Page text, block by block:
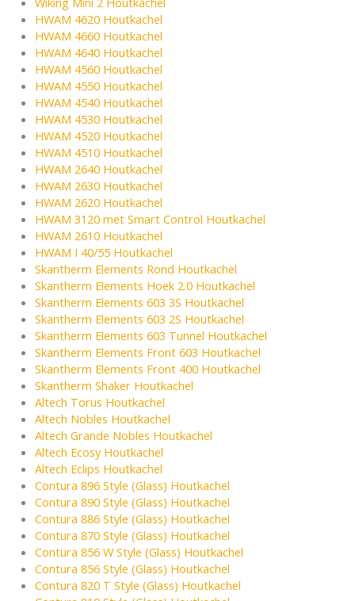
HWAM 4620 Houtkachel
HWAM 4660 Houtkachel
HWAM 4640 Houtkachel
HWAM 4560 Houtkachel
HWAM 4550 Houtkachel
HWAM 4540 Houtkachel
HWAM 4530 Houtkachel
HWAM 4520 Houtkachel
HWAM 4510 Houtkachel
HWAM 2640 Houtkachel
HWAM 2630 Houtkachel
HWAM 2620 Houtkachel
HWAM 3120 met Smart Control Houtkachel
HWAM 2610 Houtkachel
HWAM I 40/55 Houtkachel
Skantherm Elements Rond Houtkachel
Skantherm Elements Hoek 2.0 Houtkachel
Skantherm Elements 603 3S Houtkachel
Skantherm Elements 603 2S Houtkachel
Skantherm Elements 603 Tunnel Houtkachel
Skantherm Elements Front 603 Houtkachel
Skantherm Elements Front 400 Houtkachel
Skantherm Shaker Houtkachel
Altech Torus Houtkachel
Altech Nobles Houtkachel
Altech Grande Nobles Houtkachel
Altech Ecosy Houtkachel
Altech Eclips Houtkachel
Contura 896 Style (Glass) Houtkachel
Contura 890 Style (Glass) Houtkachel
Contura 886 Style (Glass) Houtkachel
Contura 870 Style (Glass) Houtkachel
Contura 856 W Style (Glass) Houtkachel
Contura 856 Style (Glass) Houtkachel
Contura 820 T Style (Glass) Houtkachel